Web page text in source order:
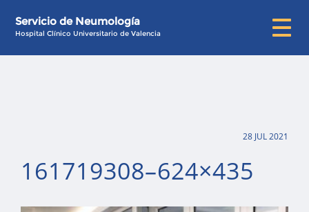
Servicio de Neumología
Hospital Clínico Universitario de Valencia
28 JUL 2021
161719308–624×435